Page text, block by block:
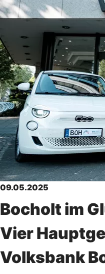
09.05.2025
Bocholt im
Vier
Volksbank